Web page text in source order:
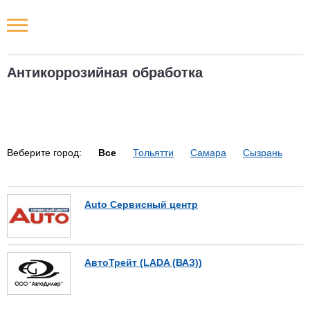
Антикоррозийная обработка
Веберите город: Все Тольятти Самара Сызрань
Auto Сервисный центр
АвтоТрейт (LADA (ВАЗ))
Новости РФ
Наши мероприятия
Статьи